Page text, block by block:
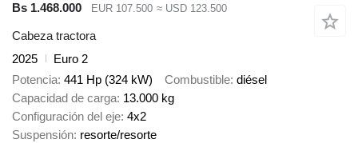
Bs 1.468.000
EUR 107.500 ≈ USD 123.500
Cabeza tractora
2025
Euro 2
Potencia 441 Hp (324 kW) Combustible diésel
Capacidad de carga 13.000 kg
Configuración del eje 4x2
Suspensión resorte/resorte